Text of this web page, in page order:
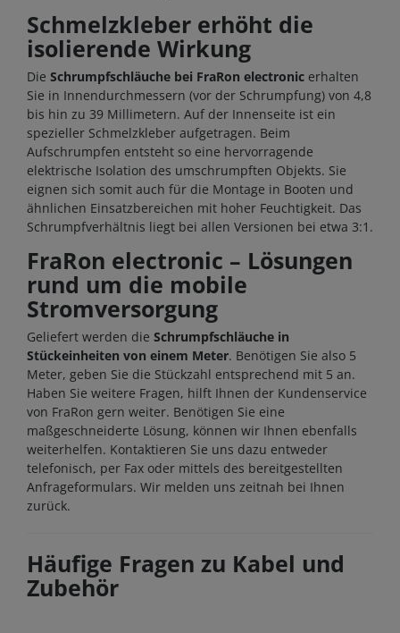
Schmelzkleber erhöht die
isolierende Wirkung
Die Schrumpfschläuche bei FraRon electronic erhalten
Sie in Innendurchmessern (vor der Schrumpfung) von 4,8
bis hin zu 39 Millimetern. Auf der Innenseite ist ein
spezieller Schmelzkleber aufgetragen. Beim
Aufschrumpfen entsteht so eine hervorragende
elektrische Isolation des umschrumpften Objekts. Sie
eignen sich somit auch für die Montage in Booten und
ähnlichen Einsatzbereichen mit hoher Feuchtigkeit. Das
Schrumpfverhältnis liegt bei allen Versionen bei etwa 3:1.
FraRon electronic – Lösungen
rund um die mobile
Stromversorgung
Geliefert werden die Schrumpfschläuche in
Stückeinheiten von einem Meter. Benötigen Sie also 5
Meter, geben Sie die Stückzahl entsprechend mit 5 an.
Haben Sie weitere Fragen, hilft Ihnen der Kundenservice
von FraRon gern weiter. Benötigen Sie eine
maßgeschneiderte Lösung, können wir Ihnen ebenfalls
weiterhelfen. Kontaktieren Sie uns dazu entweder
telefonisch, per Fax oder mittels des bereitgestellten
Anfrageformulars. Wir melden uns zeitnah bei Ihnen
zurück.
Häufige Fragen zu Kabel und
Zubehör